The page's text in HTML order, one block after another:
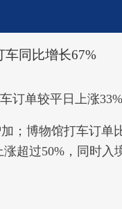
车同比增长67%
订单较平日上涨
；博物馆打车订
超过50%，同时入